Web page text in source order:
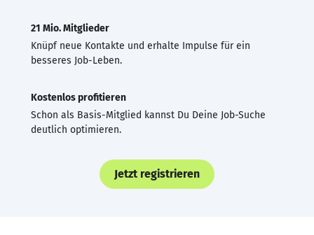
21 Mio. Mitglieder
Knüpf neue Kontakte und erhalte Impulse für ein
besseres Job-Leben.
Kostenlos profitieren
Schon als Basis-Mitglied kannst Du Deine Job-Suche
deutlich optimieren.
Jetzt registrieren